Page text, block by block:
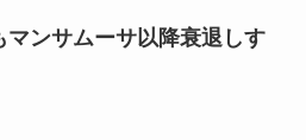
マンサムーサ以降衰退しす